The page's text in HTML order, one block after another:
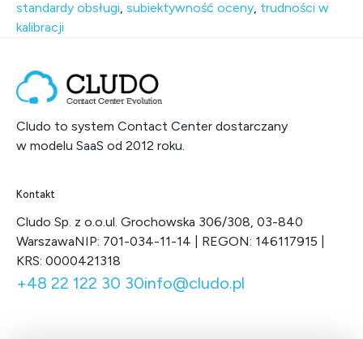
standardy obsługi, subiektywność oceny, trudności w
kalibracji
Cludo to system Contact Center dostarczany
w modelu SaaS od 2012 roku.
Kontakt
Cludo Sp. z o.o. ul. Grochowska 306/308, 03-840
WarszawaNIP: 701-034-11-14 | REGON: 146117915 |
KRS: 0000421318
+48 22 122 30 30info@cludo.pl